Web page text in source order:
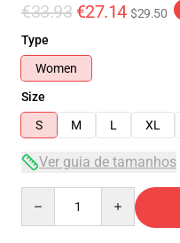
€33.93 €27.14 $29.50
Type
Women
Size
S
M L XL
Ver guia de tamanhos